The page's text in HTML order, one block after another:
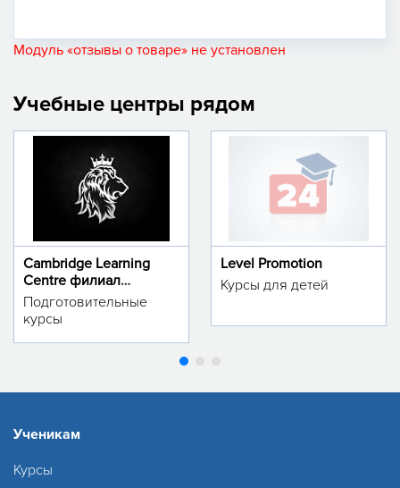
Модуль «отзывы о товаре» не установлен
Учебные центры рядом
Cambridge Learning
Centre филиал
м.Тинчлик
Подготовительные
курсы
Level Promotion
Курсы для детей
Ученикам
Курсы